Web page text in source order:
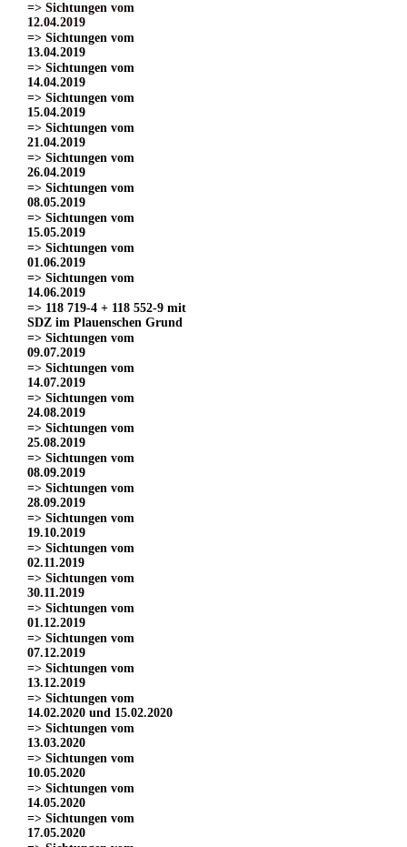
=> Sichtungen vom
12.04.2019
=> Sichtungen vom
13.04.2019
=> Sichtungen vom
14.04.2019
=> Sichtungen vom
15.04.2019
=> Sichtungen vom
21.04.2019
=> Sichtungen vom
26.04.2019
=> Sichtungen vom
08.05.2019
=> Sichtungen vom
15.05.2019
=> Sichtungen vom
01.06.2019
=> Sichtungen vom
14.06.2019
=> 118 719-4 + 118 552-9 mit
SDZ im Plauenschen Grund
=> Sichtungen vom
09.07.2019
=> Sichtungen vom
14.07.2019
=> Sichtungen vom
24.08.2019
=> Sichtungen vom
25.08.2019
=> Sichtungen vom
08.09.2019
=> Sichtungen vom
28.09.2019
=> Sichtungen vom
19.10.2019
=> Sichtungen vom
02.11.2019
=> Sichtungen vom
30.11.2019
=> Sichtungen vom
01.12.2019
=> Sichtungen vom
07.12.2019
=> Sichtungen vom
13.12.2019
=> Sichtungen vom
14.02.2020 und 15.02.2020
=> Sichtungen vom
13.03.2020
=> Sichtungen vom
10.05.2020
=> Sichtungen vom
14.05.2020
=> Sichtungen vom
17.05.2020